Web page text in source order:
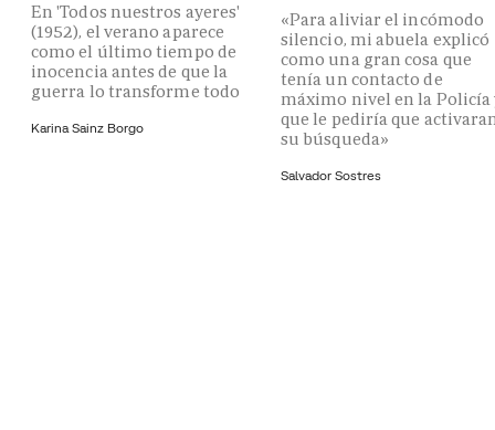
En 'Todos nuestros ayeres'
(1952), el verano aparece
como el último tiempo de
inocencia antes de que la
guerra lo transforme todo
Karina Sainz Borgo
«Para aliviar el incómodo
silencio, mi abuela explicó
como una gran cosa que
tenía un contacto de
máximo nivel en la Policía
que le pediría que
su búsqueda»
Salvador Sostres